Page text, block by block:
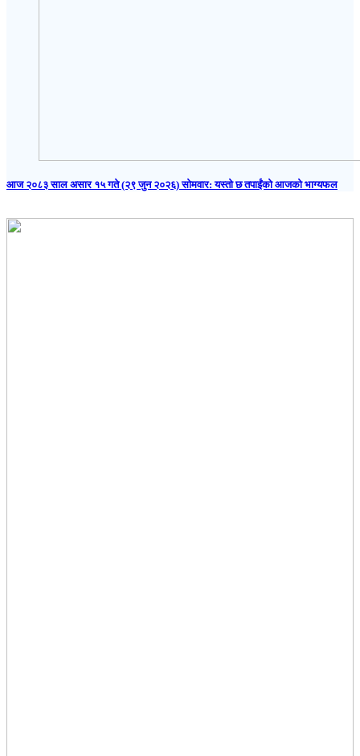
आज २०८३ साल असार १५ गते (२९ जुन २०२६) साेमवार: यस्तो छ तपाईंको आजको भाग्यफल